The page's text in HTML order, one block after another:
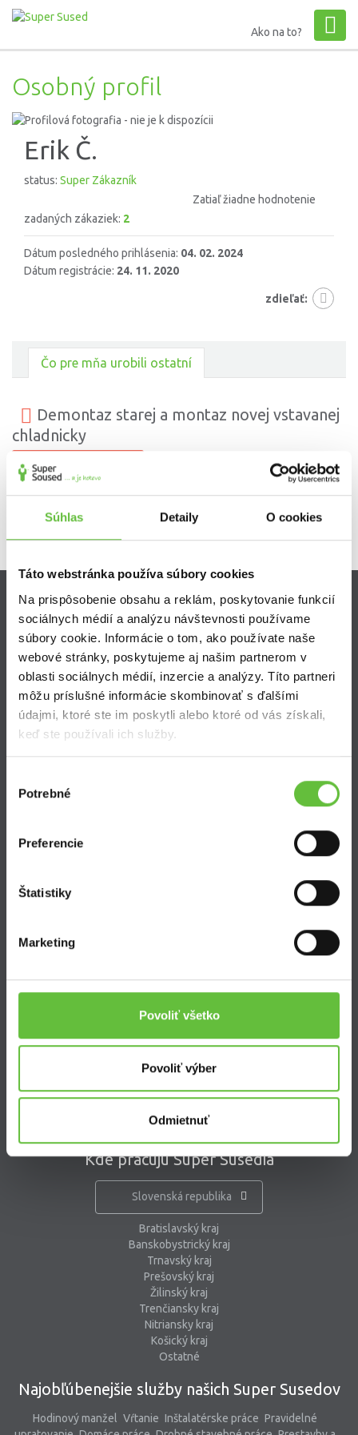
Súhlas Detaily O cookies
Táto webstránka používa súbory cookies
Na prispôsobenie obsahu a reklám, poskytovanie funkcií
sociálnych médií a analýzu návštevnosti používame
súbory cookie. Informácie o tom, ako používate naše
webové stránky, poskytujeme aj našim partnerom v
oblasti sociálnych médií, inzercie a analýzy. Títo partneri
môžu príslušné informácie skombinovať s ďalšími
údajmi, ktoré ste im poskytli alebo ktoré od vás získali,
keď ste používali ich služby.
súhlasu
Potrebné
Preferencie
Štatistiky
Marketing
Povoliť všetko
Povoliť výber
Odmietnuť
Ako na to?
Osobný profil
Erik Č.
status: Super Zákazník
Zatiaľ žiadne hodnotenie
zadaných zákaziek: 2
Dátum posledného prihlásenia: 04. 02. 2024
Dátum registrácie: 24. 11. 2020
zdieľať:
Čo pre mňa urobili ostatní
Demontaz starej a montaz novej vstavanej
chladnicky
montáž kuchynskej linky
Zistite viac
Ako Super Sused funguje?
Ako sa stať Super Susedom?
Často kladené otázky
Kontakt
Supersused.sk s.r.o.
pomoc@supersused.sk
Kde pracujú Super Susedia
Slovenská republika
Bratislavský kraj
Banskobystrický kraj
Trnavský kraj
Prešovský kraj
Žilinský kraj
Trenčiansky kraj
Nitriansky kraj
Košický kraj
Ostatné
Najobľúbenejšie služby našich Super Susedov
Hodinový manžel Vŕtanie Inštalatérske práce Pravidelné